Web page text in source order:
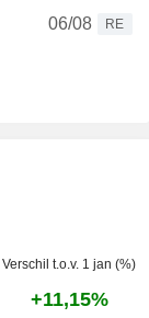
06/08
RE
Verschil t.o.v. 1 jan (%)
+11,15%